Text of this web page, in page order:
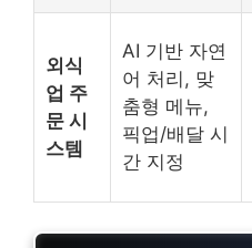
외식
업 주
문 시
스템
AI 기반 자연
어 처리, 맞
춤형 메뉴,
픽업/배달 시
간 지정